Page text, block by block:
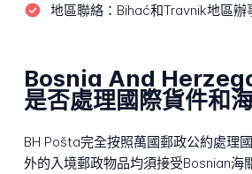
地區聯絡： Bihać和Travnik地區辦
Bosnia And
是否處理國際貨件和
BH Pošta完全按照萬國郵政公約處理
外的入境郵政物品均須接受Bosnian海